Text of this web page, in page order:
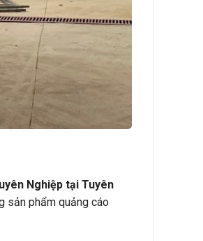
Nghiệp tại Tuyên
sản phẩm quảng cáo